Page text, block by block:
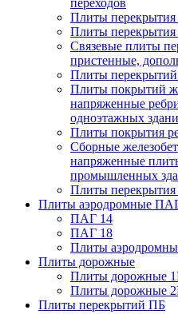
переходов
Плиты перекрытия
Плиты перекрытия
Связевые плиты
пристенные,
Плиты перекрытий
Плиты покрытий
напряженные
одноэтажных
Плиты покрытия
Сборные
напряженные
промышленных
Плиты
Плиты аэродромные
ПАГ 14
ПАГ 18
Плиты
Плиты дорожные
Плиты дорожные
Плиты дорожные
Плиты перекрытий ПБ